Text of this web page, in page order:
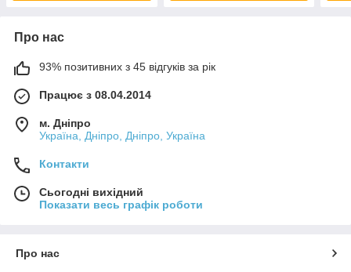
Про нас
93% позитивних з 45 відгуків за рік
Працює з 08.04.2014
м. Дніпро
Україна, Дніпро, Дніпро, Україна
Контакти
Сьогодні вихідний
Показати весь графік роботи
Про нас